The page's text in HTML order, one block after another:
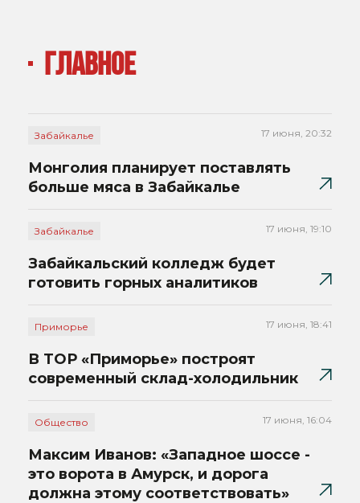
ГЛАВНОЕ
Забайкалье 17 июня, 20:32
Монголия планирует поставлять
больше мяса в Забайкалье
Забайкалье 17 июня, 19:10
Забайкальский колледж будет
готовить горных аналитиков
Приморье 17 июня, 18:41
В ТОР «Приморье» построят
современный склад-холодильник
Общество 17 июня, 16:04
Максим Иванов: «Западное шоссе -
это ворота в Амурск, и дорога
должна этому соответствовать»